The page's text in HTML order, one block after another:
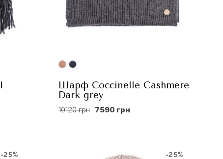
Шарф Coccinelle Сashmere
Dark grey
10120 грн 7590 грн
-25% -25%